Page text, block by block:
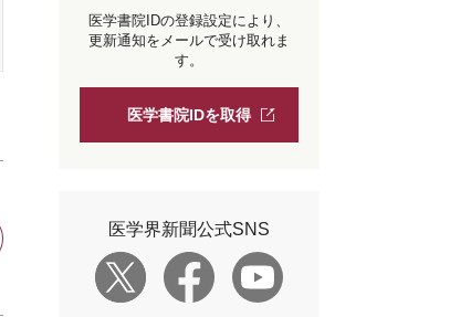
医学書院IDの登録設定により、
更新通知をメールで受け取れま
す。
医学書院IDを取得
医学界新聞公式SNS